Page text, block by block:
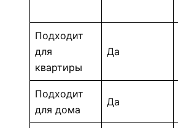
Подходит
для
квартиры
Да
Подходит
для дома
Да